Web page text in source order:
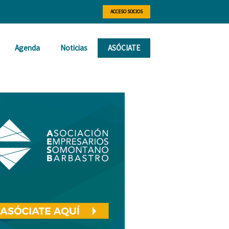
ACCESO SOCIOS
Agenda Noticias ASÓCIATE